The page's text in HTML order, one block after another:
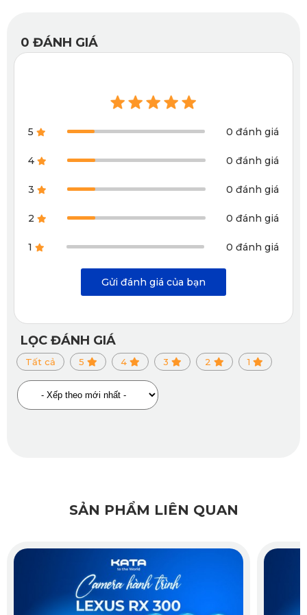
lại và tải video trực tiếp trên điện thoại mà không cần tháo
GC2083, góc quay rộng 132° cùng công nghệ IRCUT tự
động điều chỉnh ánh sáng giúp hình ảnh rõ nét cả ngày lẫn
đêm.
0 ĐÁNH GIÁ
5 0 đánh giá
4 0 đánh giá
3 0 đánh giá
2 0 đánh giá
1 0 đánh giá
Gửi đánh giá của bạn
LỌC ĐÁNH GIÁ
Tất cả 5 4 3 2 1
SẢN PHẨM LIÊN QUAN